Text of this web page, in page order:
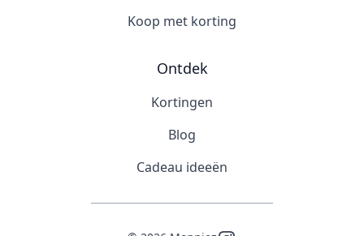
Koop met korting
Ontdek
Kortingen
Blog
Cadeau ideeën